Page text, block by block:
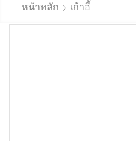
หน้าหลัก เก้าอี้